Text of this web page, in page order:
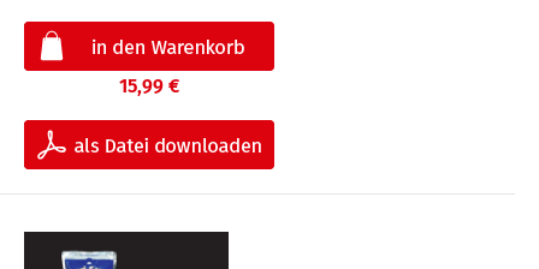
15,99 €